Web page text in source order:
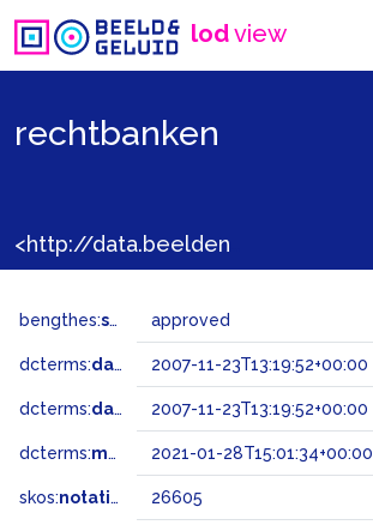
lodview
rechtbanken
bengthes:status approved
dcterms:dateAccepted 2007-11-23T13:19:52+00:00
dcterms:dateSubmitted 2007-11-23T13:19:52+00:00
dcterms:modified 2021-01-28T15:01:34+00:00
skos:notation 26605